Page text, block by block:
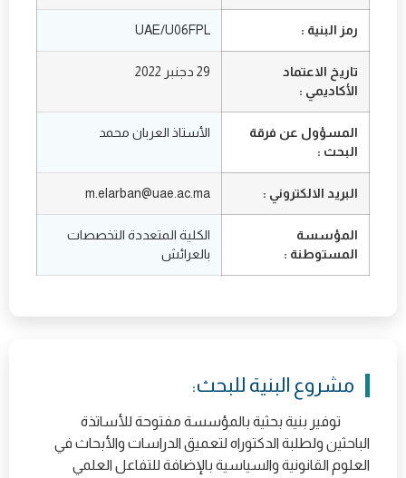
رمز البنية : UAE/U06FPL
تاريخ الاعتماد
الأكاديمي :
29 دجنبر 2022
المسؤول عن فرقة
البحث :
الأستاذ العربان محمد
البريد الالكتروني : m.elarban@uae.ac.ma
المؤسسة
المستوطنة :
الكلية المتعددة التخصصات
بالعرائش
مشروع البنية للبحث:
توفير بنية بحثية بالمؤسسة مفتوحة للأساتذة
الباحثين ولطلبة الدكتوراه لتعميق الدراسات والأبحاث في
العلوم القانونية والسياسية بالإضافة للتفاعل العلمي